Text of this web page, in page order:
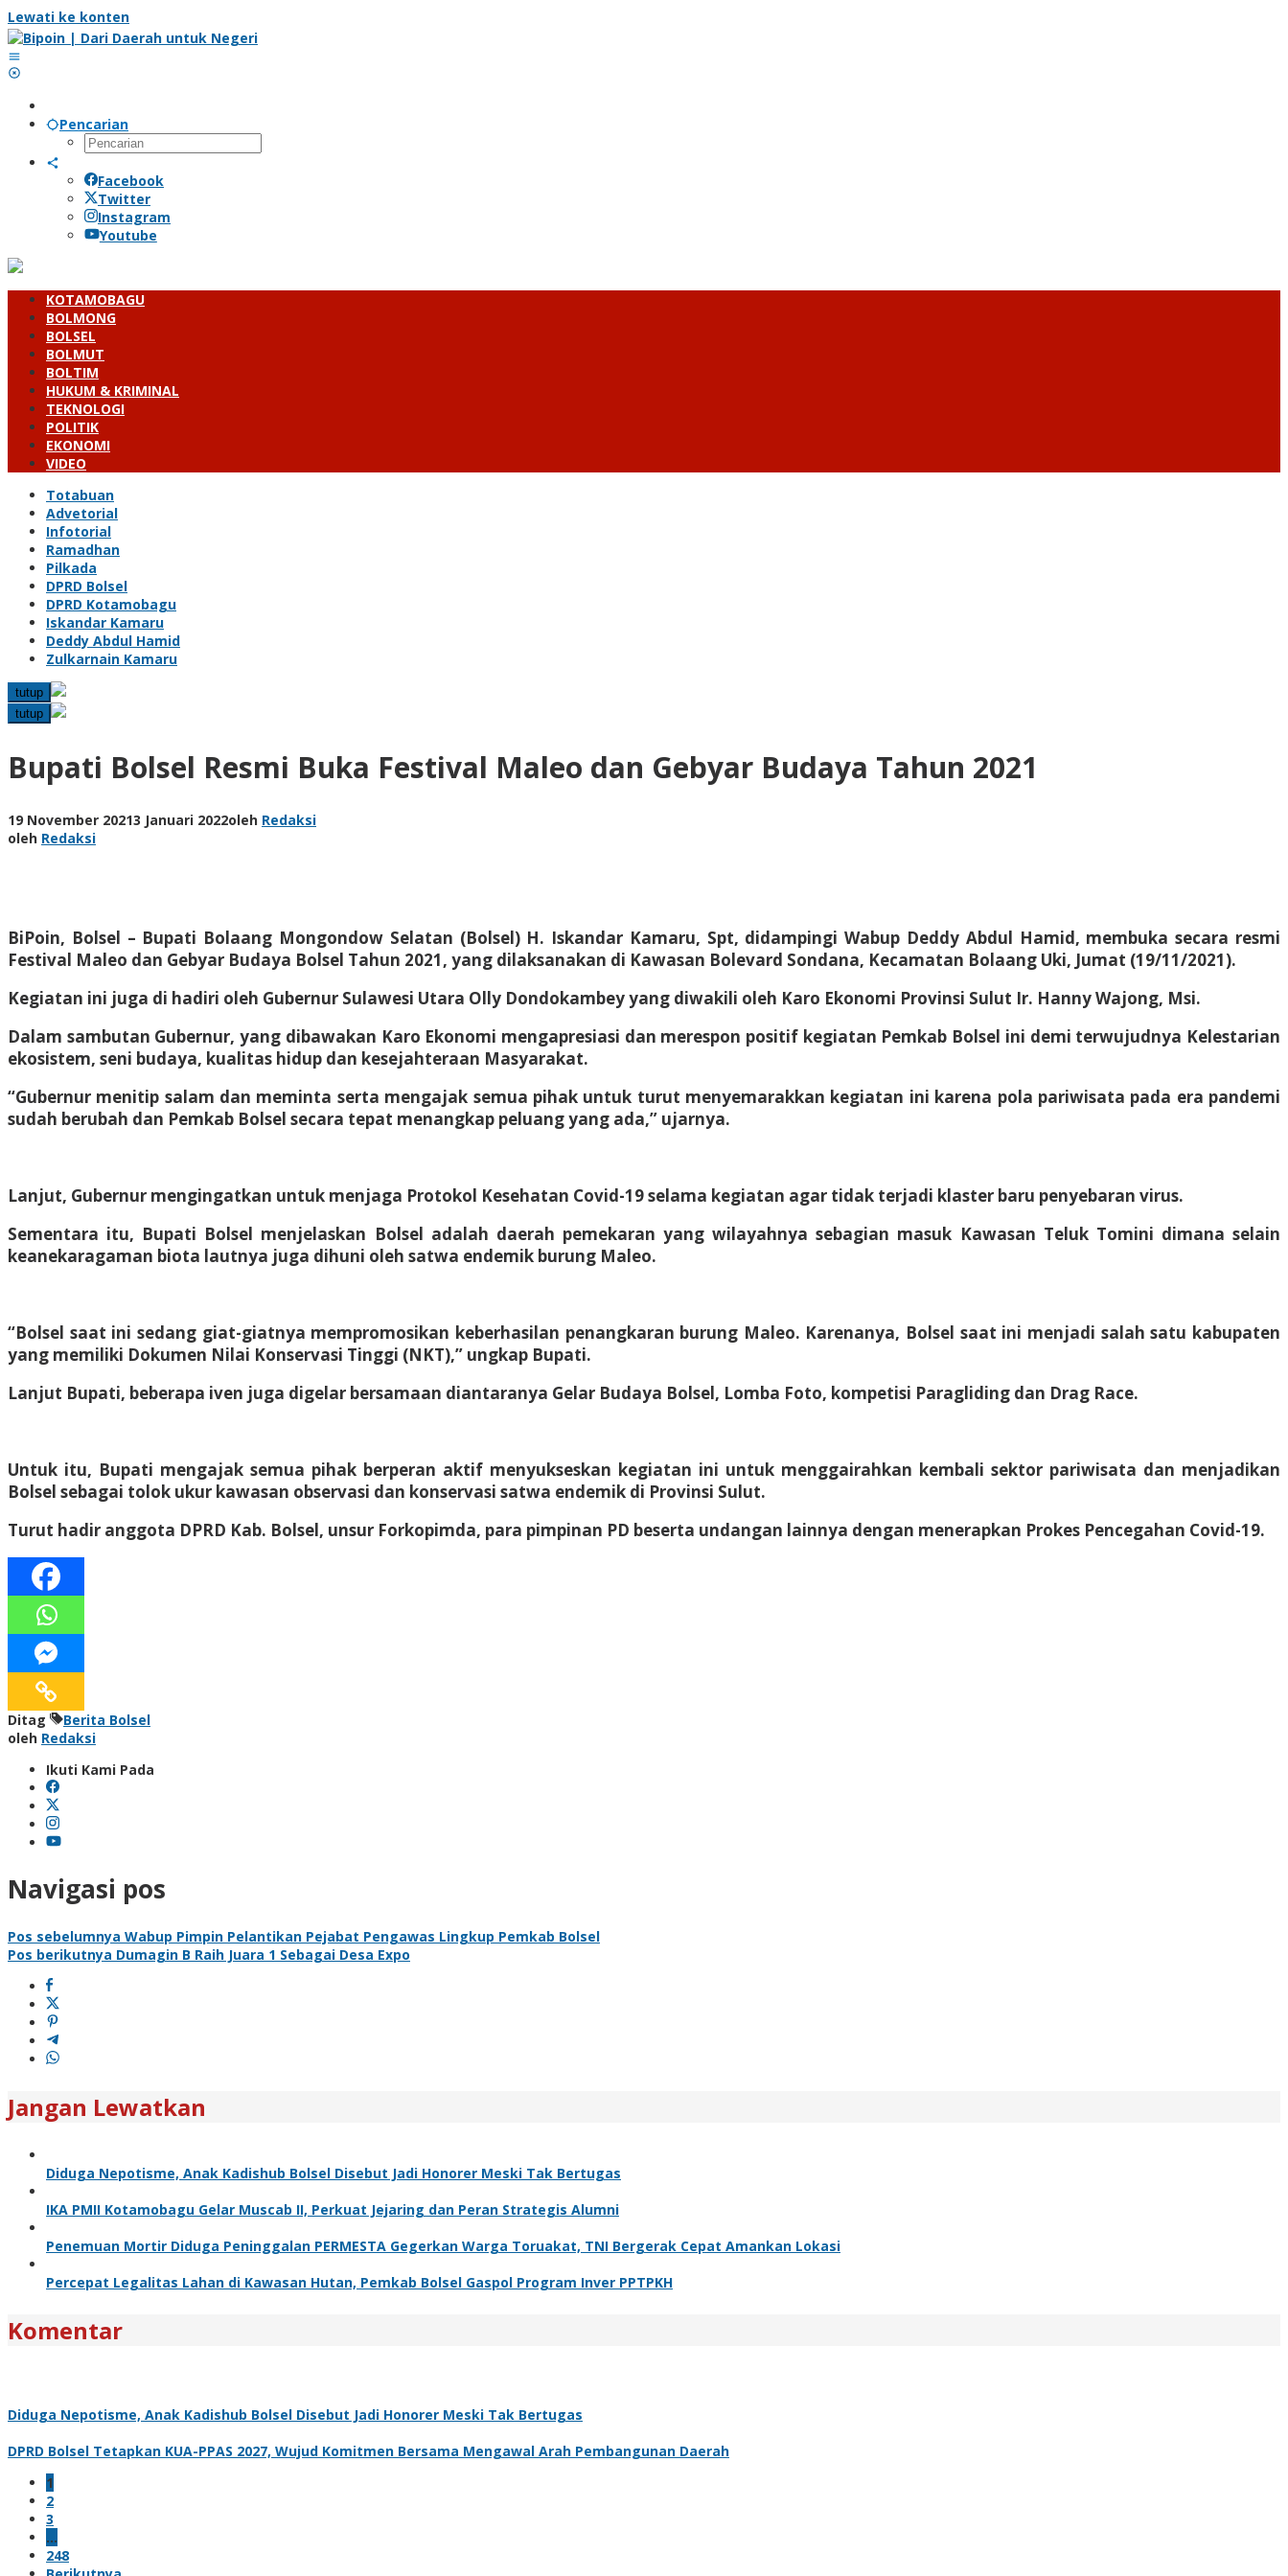
Lewati ke konten
Pencarian
Facebook
Twitter
Instagram
Youtube
KOTAMOBAGU
BOLMONG
BOLSEL
BOLMUT
BOLTIM
HUKUM & KRIMINAL
TEKNOLOGI
POLITIK
EKONOMI
VIDEO
Totabuan
Advetorial
Infotorial
Ramadhan
Pilkada
DPRD Bolsel
DPRD Kotamobagu
Iskandar Kamaru
Deddy Abdul Hamid
Zulkarnain Kamaru
tutup
tutup
Bupati Bolsel Resmi Buka Festival Maleo dan Gebyar Budaya Tahun 2021
19 November 20213 Januari 2022oleh Redaksi
oleh Redaksi
BiPoin, Bolsel – Bupati Bolaang Mongondow Selatan (Bolsel) H. Iskandar Kamaru, Spt, didampingi Wabup Deddy Abdul Hamid, membuka secara resmi
Festival Maleo dan Gebyar Budaya Bolsel Tahun 2021, yang dilaksanakan di Kawasan Bolevard Sondana, Kecamatan Bolaang Uki, Jumat (19/11/2021).
Kegiatan ini juga di hadiri oleh Gubernur Sulawesi Utara Olly Dondokambey yang diwakili oleh Karo Ekonomi Provinsi Sulut Ir. Hanny Wajong, Msi.
Dalam sambutan Gubernur, yang dibawakan Karo Ekonomi mengapresiasi dan merespon positif kegiatan Pemkab Bolsel ini demi terwujudnya Kelestarian
ekosistem, seni budaya, kualitas hidup dan kesejahteraan Masyarakat.
“Gubernur menitip salam dan meminta serta mengajak semua pihak untuk turut menyemarakkan kegiatan ini karena pola pariwisata pada era pandemi
sudah berubah dan Pemkab Bolsel secara tepat menangkap peluang yang ada,” ujarnya.
Lanjut, Gubernur mengingatkan untuk menjaga Protokol Kesehatan Covid-19 selama kegiatan agar tidak terjadi klaster baru penyebaran virus.
Sementara itu, Bupati Bolsel menjelaskan Bolsel adalah daerah pemekaran yang wilayahnya sebagian masuk Kawasan Teluk Tomini dimana selain
keanekaragaman biota lautnya juga dihuni oleh satwa endemik burung Maleo.
“Bolsel saat ini sedang giat-giatnya mempromosikan keberhasilan penangkaran burung Maleo. Karenanya, Bolsel saat ini menjadi salah satu kabupaten
yang memiliki Dokumen Nilai Konservasi Tinggi (NKT),” ungkap Bupati.
Lanjut Bupati, beberapa iven juga digelar bersamaan diantaranya Gelar Budaya Bolsel, Lomba Foto, kompetisi Paragliding dan Drag Race.
Untuk itu, Bupati mengajak semua pihak berperan aktif menyukseskan kegiatan ini untuk menggairahkan kembali sektor pariwisata dan menjadikan
Bolsel sebagai tolok ukur kawasan observasi dan konservasi satwa endemik di Provinsi Sulut.
Turut hadir anggota DPRD Kab. Bolsel, unsur Forkopimda, para pimpinan PD beserta undangan lainnya dengan menerapkan Prokes Pencegahan Covid-19.
Ditag
Berita Bolsel
oleh Redaksi
Ikuti Kami Pada
Navigasi pos
Pos sebelumnya Wabup Pimpin Pelantikan Pejabat Pengawas Lingkup Pemkab Bolsel
Pos berikutnya Dumagin B Raih Juara 1 Sebagai Desa Expo
Jangan Lewatkan
Diduga Nepotisme, Anak Kadishub Bolsel Disebut Jadi Honorer Meski Tak Bertugas
IKA PMII Kotamobagu Gelar Muscab II, Perkuat Jejaring dan Peran Strategis Alumni
Penemuan Mortir Diduga Peninggalan PERMESTA Gegerkan Warga Toruakat, TNI Bergerak Cepat Amankan Lokasi
Percepat Legalitas Lahan di Kawasan Hutan, Pemkab Bolsel Gaspol Program Inver PPTPKH
Komentar
Diduga Nepotisme, Anak Kadishub Bolsel Disebut Jadi Honorer Meski Tak Bertugas
DPRD Bolsel Tetapkan KUA-PPAS 2027, Wujud Komitmen Bersama Mengawal Arah Pembangunan Daerah
1
2
3
…
248